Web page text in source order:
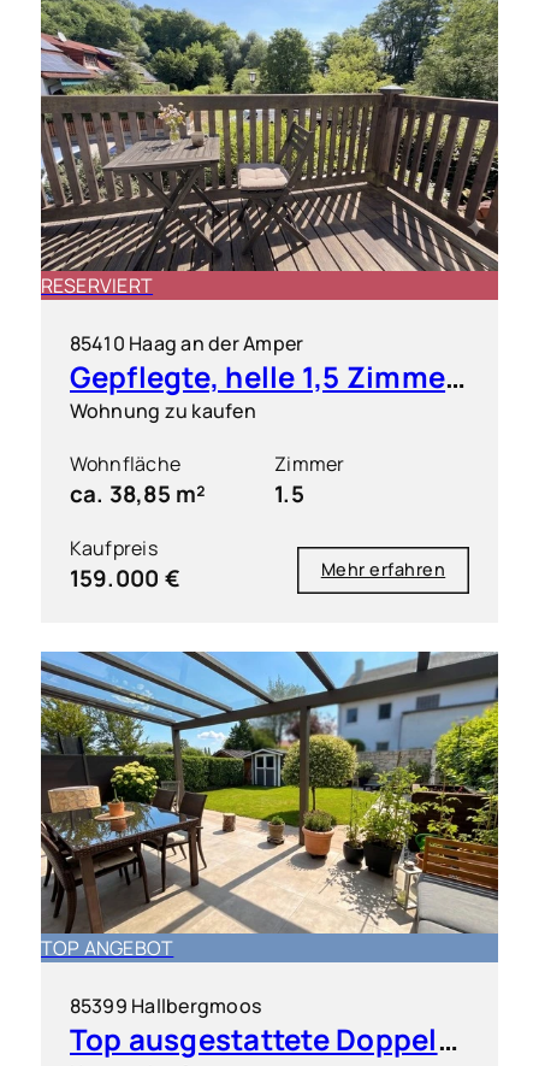
RESERVIERT
85410 Haag an der Amper
Gepflegte, helle 1,5 Zimmer-Wohnung mit S/O-Balkon
Wohnung zu kaufen
Wohnfläche
ca. 38,85 m²
Zimmer
1.5
Kaufpreis
159.000 € Mehr erfahren
TOP ANGEBOT
85399 Hallbergmoos
Top ausgestattete Doppelhaushälfte in sehr guter Lage